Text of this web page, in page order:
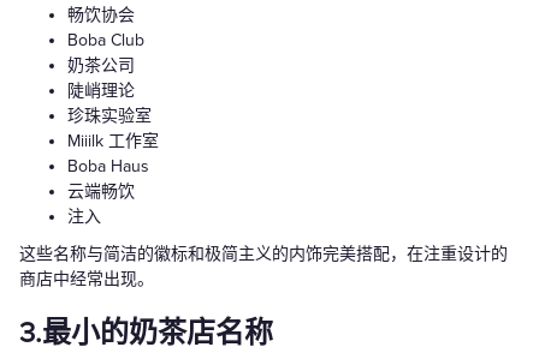
畅饮协会
Boba Club
奶茶公司
陡峭理论
珍珠实验室
Miiilk 工作室
Boba Haus
云端畅饮
注入
这些名称与简洁的徽标和极简主义的内饰完美搭配，在注重设计的
商店中经常出现。
3.最小的奶茶店名称